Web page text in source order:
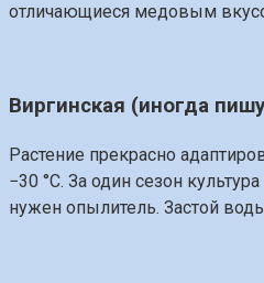
отличающиеся медовым
Виргинская (иногда
Растение прекрасно
−30 °C. За один сезон
нужен опылитель. Застой